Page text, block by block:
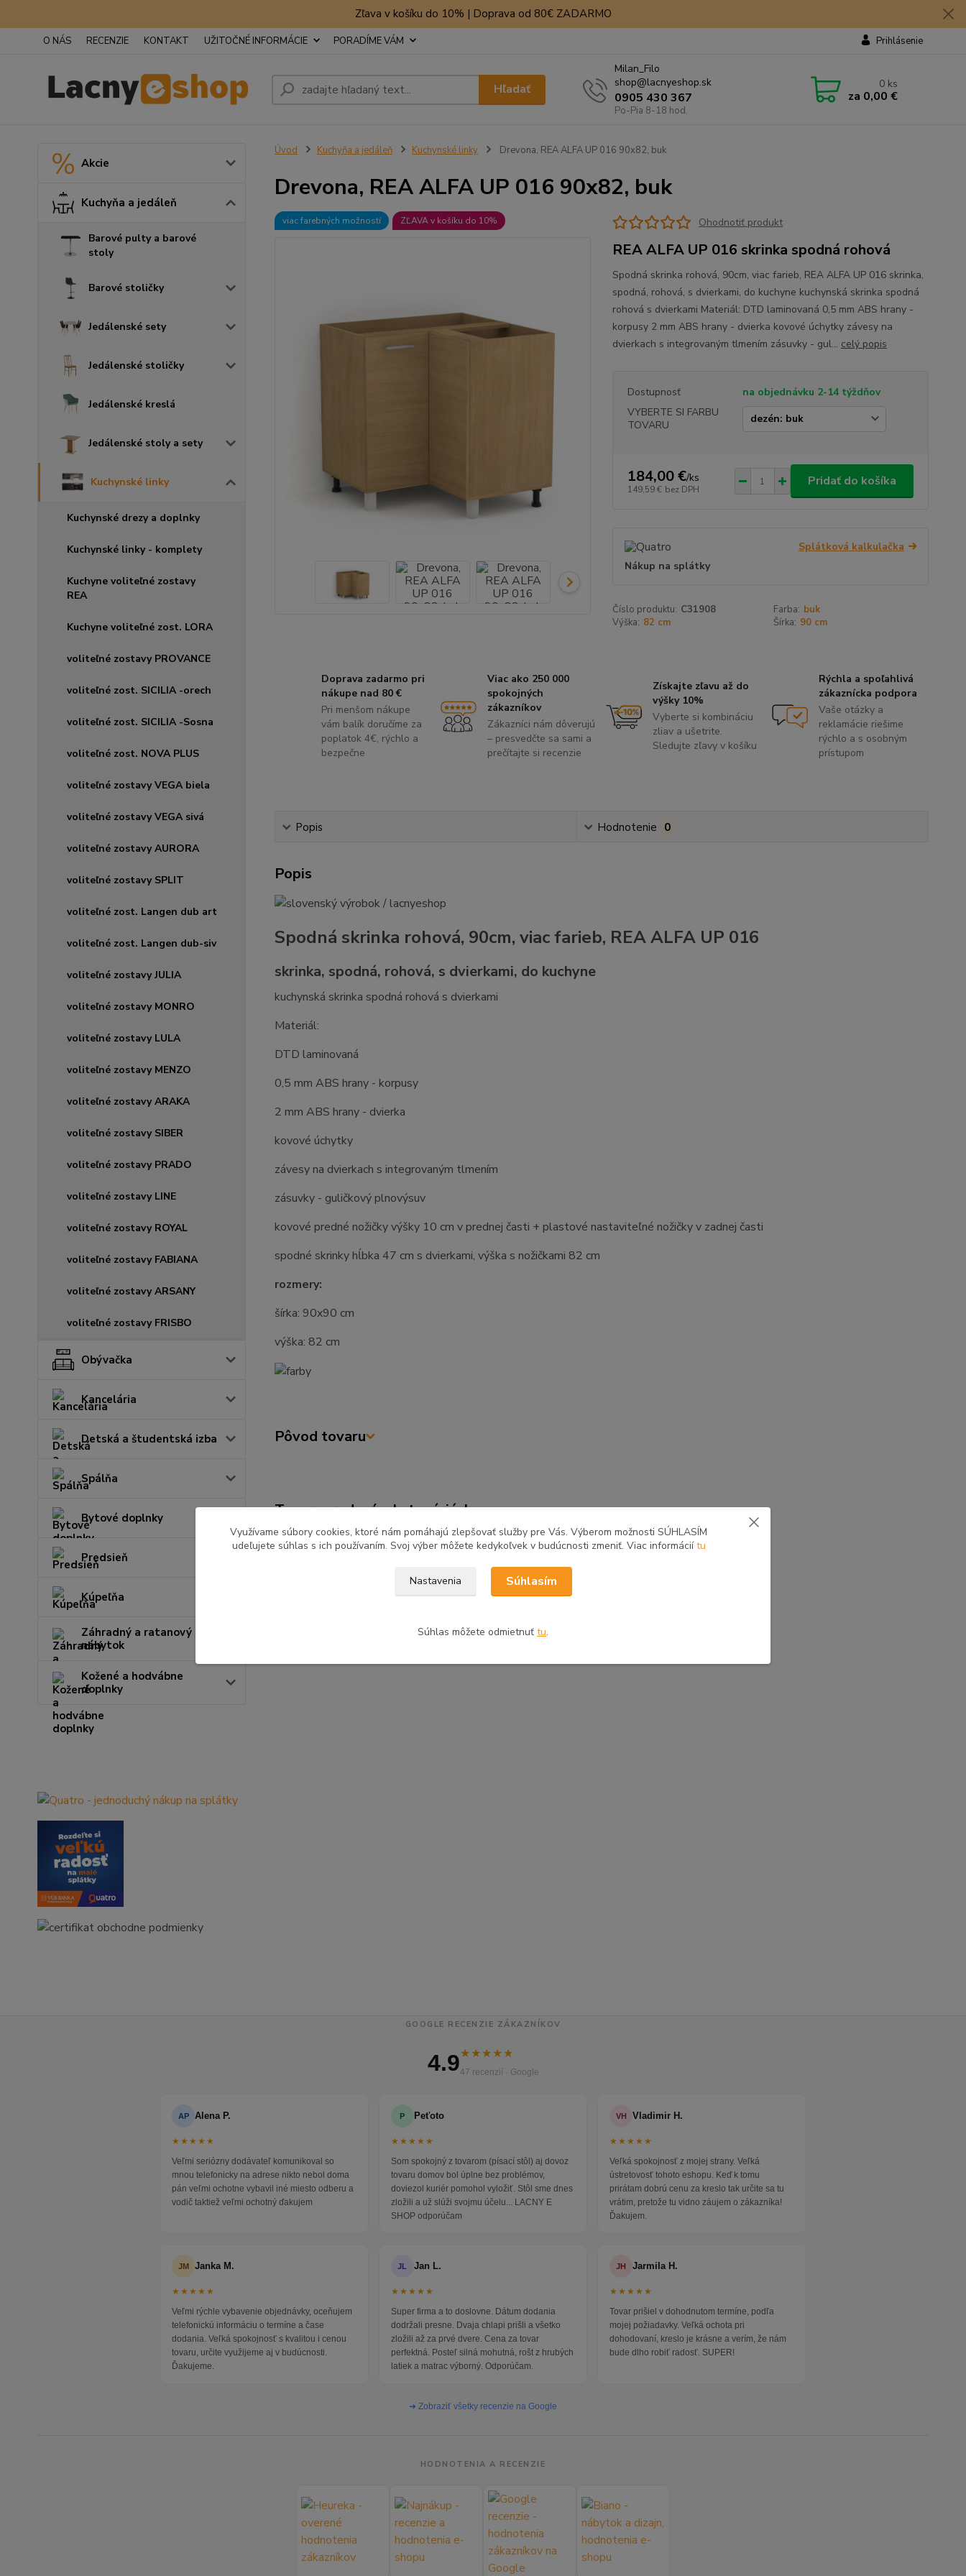
Zľava v košíku do 10% | Doprava od 80€ ZADARMO
O NÁS RECENZIE KONTAKT UŽITOČNÉ INFORMÁCIE PORADÍME VÁM Prihlásenie
Hľadať
Milan_Filo
shop@lacnyeshop.sk
0905 430 367
Po-Pia 8-18 hod.
0 ks
za 0,00 €
Akcie
Kuchyňa a jedáleň
Barové pulty a barové
stoly
Barové stoličky
Jedálenské sety
Jedálenské stoličky
Jedálenské kreslá
Jedálenské stoly a sety
Kuchynské linky
Kuchynské drezy a doplnky
Kuchynské linky - komplety
Kuchyne voliteľné zostavy
REA
Kuchyne voliteľné zost. LORA
voliteľné zostavy PROVANCE
voliteľné zost. SICILIA -orech
voliteľné zost. SICILIA -Sosna
voliteľné zost. NOVA PLUS
voliteľné zostavy VEGA biela
voliteľné zostavy VEGA sivá
voliteľné zostavy AURORA
voliteľné zostavy SPLIT
voliteľné zost. Langen dub art
voliteľné zost. Langen dub-siv
voliteľné zostavy JULIA
voliteľné zostavy MONRO
voliteľné zostavy LULA
voliteľné zostavy MENZO
voliteľné zostavy ARAKA
voliteľné zostavy SIBER
voliteľné zostavy PRADO
voliteľné zostavy LINE
voliteľné zostavy ROYAL
voliteľné zostavy FABIANA
voliteľné zostavy ARSANY
voliteľné zostavy FRISBO
Obývačka
Kancelária
Detská a študentská izba
Spálňa
Bytové doplnky
Predsieň
Kúpeľňa
Záhradný a ratanový
nábytok
Kožené a hodvábne
doplnky
Úvod Kuchyňa a jedáleň Kuchynské linky Drevona, REA ALFA UP 016 90x82, buk
Drevona, REA ALFA UP 016 90x82, buk
viac farebných možností ZĽAVA v košíku do 10% Ohodnotiť produkt
REA ALFA UP 016 skrinka spodná rohová
Spodná skrinka rohová, 90cm, viac farieb, REA ALFA UP 016 skrinka,
spodná, rohová, s dvierkami, do kuchyne kuchynská skrinka spodná
rohová s dvierkami Materiál: DTD laminovaná 0,5 mm ABS hrany -
korpusy 2 mm ABS hrany - dvierka kovové úchytky závesy na
dvierkach s integrovaným tlmením zásuvky - gul... celý popis
Dostupnosť
na objednávku 2-14 týždňov
VYBERTE SI FARBU
TOVARU
184,00 €/ks
149,59 € bez DPH
Pridať do košíka
Splátková kalkulačka
Nákup na splátky
Číslo produktu: C31908 Farba: buk
Výška: 82 cm Šírka: 90 cm
Doprava zadarmo pri
nákupe nad 80 €
Pri menšom nákupe
vám balík doručíme za
poplatok 4€, rýchlo a
bezpečne
Viac ako 250 000
spokojných
zákazníkov
Zákazníci nám dôverujú
– presvedčte sa sami a
prečítajte si recenzie
Získajte zľavu až do
výšky 10%
Vyberte si kombináciu
zliav a ušetrite.
Sledujte zľavy v košíku
Rýchla a spoľahlivá
zákaznícka podpora
Vaše otázky a
reklamácie riešime
rýchlo a s osobným
prístupom
Popis Hodnotenie 0
Popis
Spodná skrinka rohová, 90cm, viac farieb, REA ALFA UP 016
skrinka, spodná, rohová, s dvierkami, do kuchyne
kuchynská skrinka spodná rohová s dvierkami
Materiál:
DTD laminovaná
0,5 mm ABS hrany - korpusy
2 mm ABS hrany - dvierka
kovové úchytky
závesy na dvierkach s integrovaným tlmením
zásuvky - guličkový plnovýsuv
kovové predné nožičky výšky 10 cm v prednej časti + plastové nastaviteľné nožičky v zadnej časti
spodné skrinky hĺbka 47 cm s dvierkami, výška s nožičkami 82 cm
rozmery:
šírka: 90x90 cm
výška: 82 cm
Pôvod tovaru
Tovar zaradený v kategóriách
Kuchyňa a jedáleň Kuchynské linky
Kuchyne voliteľné zostavy
GOOGLE RECENZIE ZÁKAZNÍKOV
4.9★★★★★
47 recenzií · Google
AP Alena P.
★★★★★
Veľmi seriózny dodávateľ komunikoval so
mnou telefonicky na adrese nikto nebol doma
pán veľmi ochotne vybavil iné miesto odberu a
vodič taktiež veľmi ochotný ďakujem
P Peťoto
★★★★★
Som spokojný z tovarom (písací stôl) aj dovoz
tovaru domov bol úplne bez problémov,
doviezol kuriér pomohol vyložiť. Stôl sme dnes
zložili a už slúži svojmu účelu... LACNY E
SHOP odporúčam
VH Vladimir H.
★★★★★
Veľká spokojnosť z mojej strany. Veľká
ústretovosť tohoto eshopu. Keď k tomu
prirátam dobrú cenu za kreslo tak určite sa tu
vrátim, pretože tu vidno záujem o zákazníka!
Ďakujem.
JM Janka M.
★★★★★
Veľmi rýchle vybavenie objednávky, oceňujem
telefonickú informáciu o termíne a čase
dodania. Veľká spokojnosť s kvalitou i cenou
tovaru, určite využijeme aj v budúcnosti.
Ďakujeme.
JL Jan L.
★★★★★
Super firma a to doslovne. Dátum dodania
dodržali presne. Dvaja chlapi prišli a všetko
zložili až za prvé dvere. Cena za tovar
perfektná. Posteľ silná mohutná, rošt z hrubých
latiek a matrac výborný. Odporúčam.
JH Jarmila H.
★★★★★
Tovar prišiel v dohodnutom termíne, podľa
mojej požiadavky. Veľká ochota pri
dohodovaní, kreslo je krásne a verím, že nám
bude dlho robiť radosť. SUPER!
➜ Zobraziť všetky recenzie na Google
HODNOTENIA A RECENZIE
Využívame súbory cookies, ktoré nám pomáhajú zlepšovať služby pre Vás. Výberom možnosti SÚHLASÍM
udeľujete súhlas s ich používaním. Svoj výber môžete kedykoľvek v budúcnosti zmeniť. Viac informáciítu
Nastavenia Súhlasím
Súhlas môžete odmietnuť tu.